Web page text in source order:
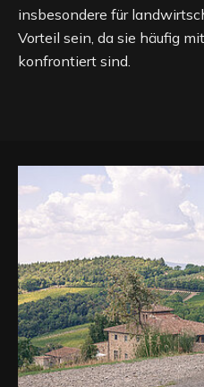
insbesondere für
Vorteil sein, da sie häufig
konfrontiert sind.